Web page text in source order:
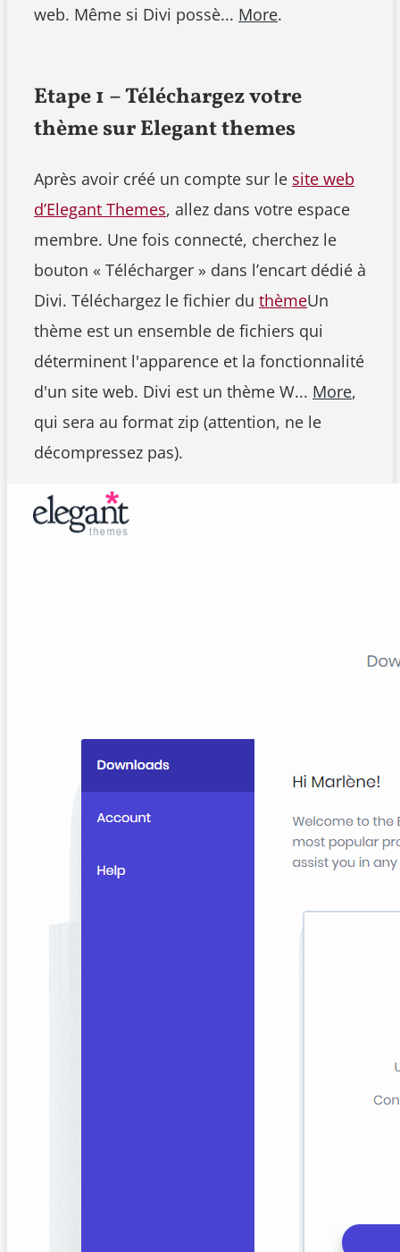
web. Même si Divi possè... More.
Etape 1 – Téléchargez votre
thème sur Elegant themes
Après avoir créé un compte sur le site web
d’Elegant Themes, allez dans votre espace
membre. Une fois connecté, cherchez le
bouton « Télécharger » dans l’encart dédié à
Divi. Téléchargez le fichier du thèmeUn
thème est un ensemble de fichiers qui
déterminent l'apparence et la fonctionnalité
d'un site web. Divi est un thème W... More,
qui sera au format zip (attention, ne le
décompressez pas).